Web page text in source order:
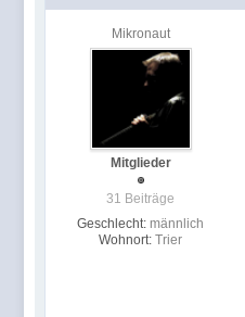
Mikronaut
Mitglieder
31 Beiträge
Geschlecht: männlich
Wohnort: Trier